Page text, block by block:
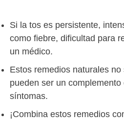
Si la tos es persistente,
como fiebre, dificultad para
un médico.
Estos remedios naturales
pueden ser un
síntomas.
¡Combina estos remedios